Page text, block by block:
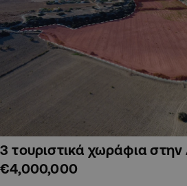
3 τουριστικά χωράφια στην
€4,000,000